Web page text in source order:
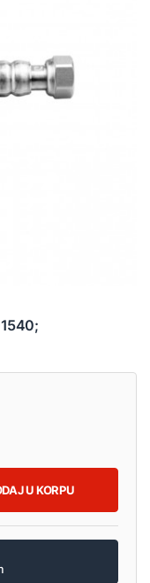
U KORPU